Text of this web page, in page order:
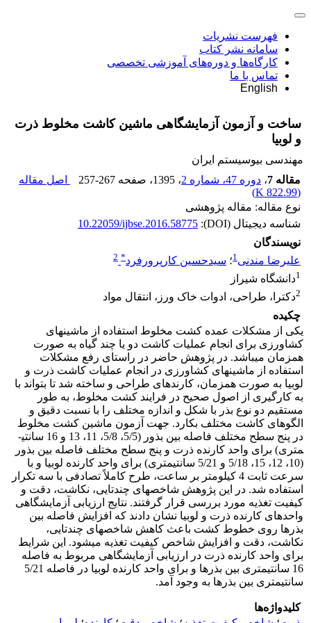
فهرست نشریات
سامانه نشر کتاب
کارگاه‌ها و دوره‌های آموزشی تخصصی
تماس با ما
English
ساخت و آزمون آزمایشگاهی ماشین کاشت مخلوط ذرت
و لوبیا
مهندسی بیوسیستم ایران
مقاله 7
، دوره 47، شماره 2 ، 1395 ، صفحه 257-267
اصل مقاله
(
822.99 K
)
نوع مقاله: مقاله پژوهشی
شناسه دیجیتال (DOI):
10.22059/ijbse.2016.58775
نویسندگان
علیرضا مندنی1؛ سیدحسین کارپرورفرد*
2
1دانشگاه شیراز
2دکترا، طراحی، ادوات خاک ورز، انتقال مواد
چکیده
یکی از مشکلات عمده کشت مخلوط استفاده از ماشین­های
کشاورزی برای انجام عملیات کاشت دو یا چند گیاه به صورت
همزمان می­باشد. در پژوهش حاضر در راستای رفع مشکلات
استفاده از ماشین­های کشاورزی در انجام عملیات کاشت ذرت و
لوبیا به صورت همزمان، کارنده­ای طراحی و ساخته شد تا بتواند با
به کارگیری از اصول صحیح در فرایند کشت مخلوط، به طور
مستقیم دو نوع بذر با شکل و اندازه مختلف را با نسبت دقیق و
الگوهای کاشت مختلف بکارد. جهت آزمون ماشین کشت مخلوط
در پنج سطح مختلف فاصله بین بذور (5/5، 5/8، 11، 13 و 16 سانتی­
متری) برای واحد کارنده ذرت و پنج سطح مختلف فاصله بین بذور
(10، 12، 15، 5/18 و 5/21 سانتی­متری) برای واحد کارنده لوبیا و با
سرعت ثابت 4 کیلومتر بر ساعت، طرح کاملاً تصادفی با سه تکرار
استفاده شد. در این پژوهش شاخص­های چندتایی، نکاشت، دقت و
کیفیت تغذیه مورد بررسی قرار گرفتند. نتایج ارزیابی آزمایشگاهی
واحد­های کارنده ذرت و لوبیا نشان دادند که افزایش فاصله بین
بذرها روی خطوط کشت باعث کاهش شاخص­های چندتایی،
نکاشت، دقت و افزایش شاخص کیفیت تغذیه می­شود. این شرایط
برای واحد کارنده ذرت در ارزیابی آزمایشگاهی مربوط به فاصله
16 سانتی­متری بین بذرها و برای واحد کارنده لوبیا در فاصله 5/21
سانتی­متری بین بذرها به وجود آمد.
کلیدواژه‌ها